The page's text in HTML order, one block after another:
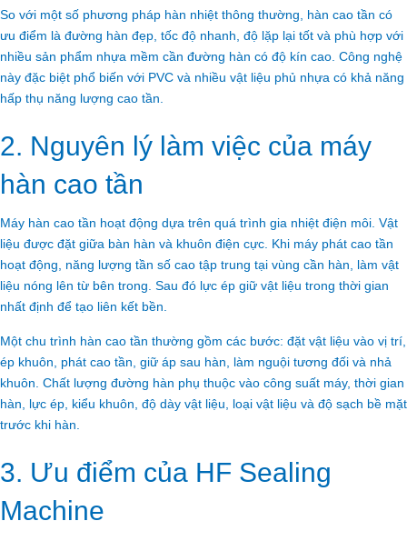
So với một số phương pháp hàn nhiệt thông thường, hàn cao tần có
ưu điểm là đường hàn đẹp, tốc độ nhanh, độ lặp lại tốt và phù hợp với
nhiều sản phẩm nhựa mềm cần đường hàn có độ kín cao. Công nghệ
này đặc biệt phổ biến với PVC và nhiều vật liệu phủ nhựa có khả năng
hấp thụ năng lượng cao tần.
2. Nguyên lý làm việc của máy
hàn cao tần
Máy hàn cao tần hoạt động dựa trên quá trình gia nhiệt điện môi. Vật
liệu được đặt giữa bàn hàn và khuôn điện cực. Khi máy phát cao tần
hoạt động, năng lượng tần số cao tập trung tại vùng cần hàn, làm vật
liệu nóng lên từ bên trong. Sau đó lực ép giữ vật liệu trong thời gian
nhất định để tạo liên kết bền.
Một chu trình hàn cao tần thường gồm các bước: đặt vật liệu vào vị trí,
ép khuôn, phát cao tần, giữ áp sau hàn, làm nguội tương đối và nhả
khuôn. Chất lượng đường hàn phụ thuộc vào công suất máy, thời gian
hàn, lực ép, kiểu khuôn, độ dày vật liệu, loại vật liệu và độ sạch bề mặt
trước khi hàn.
3. Ưu điểm của HF Sealing
Machine